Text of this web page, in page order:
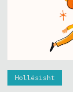
Hollësisht